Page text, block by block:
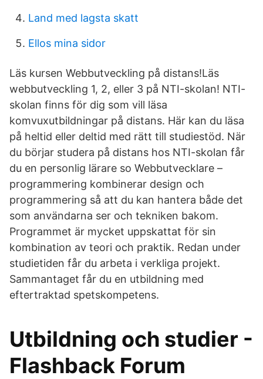
Land med lagsta skatt
Ellos mina sidor
Läs kursen Webbutveckling på distans!Läs
webbutveckling 1, 2, eller 3 på NTI-skolan! NTI-
skolan finns för dig som vill läsa
komvuxutbildningar på distans. Här kan du läsa
på heltid eller deltid med rätt till studiestöd. När
du börjar studera på distans hos NTI-skolan får
du en personlig lärare so Webbutvecklare –
programmering kombinerar design och
programmering så att du kan hantera både det
som användarna ser och tekniken bakom.
Programmet är mycket uppskattat för sin
kombination av teori och praktik. Redan under
studietiden får du arbeta i verkliga projekt.
Sammantaget får du en utbildning med
eftertraktad spetskompetens.
Utbildning och studier -
Flashback Forum